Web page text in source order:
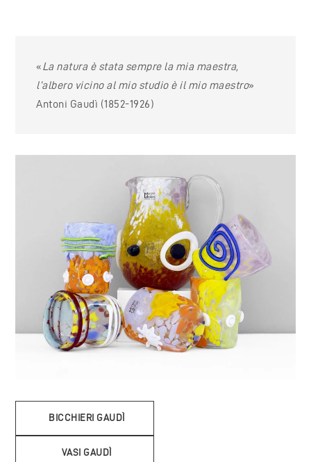
«La natura è stata sempre la mia maestra,
l’albero vicino al mio studio è il mio maestro»
Antoni Gaudì (1852-1926)
BICCHIERI GAUDÌ
VASI GAUDÌ